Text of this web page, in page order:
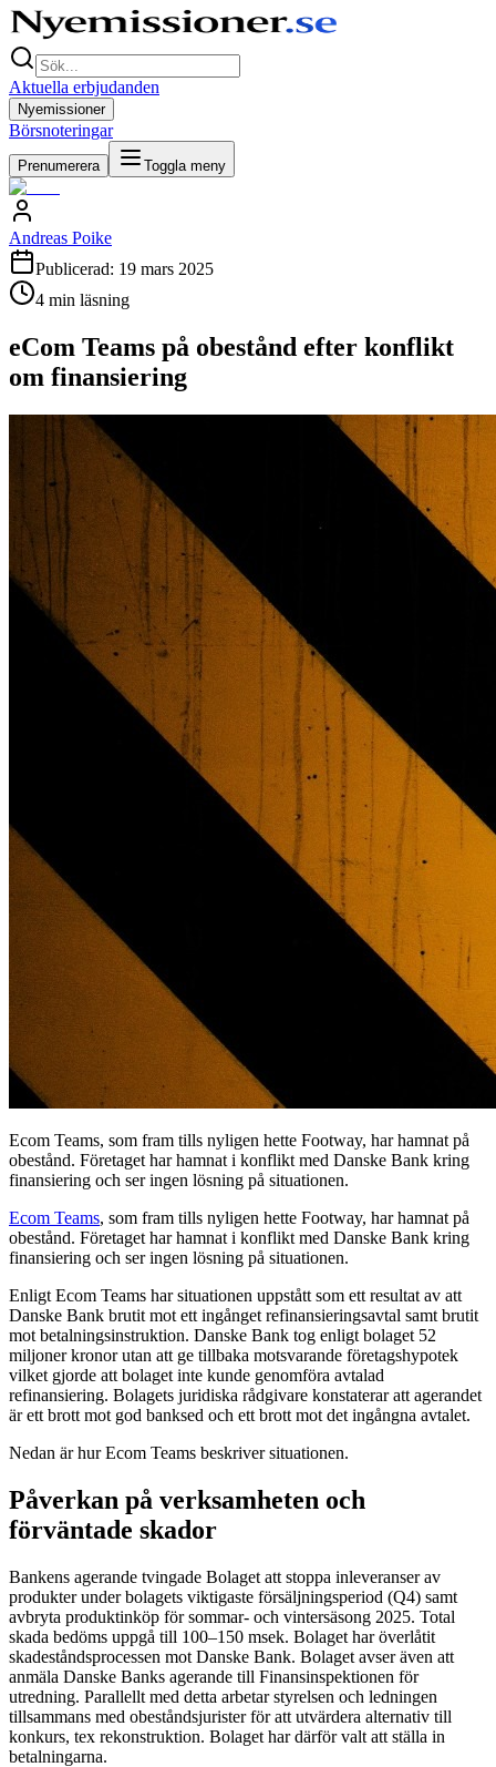
Aktuella erbjudanden
Nyemissioner
Börsnoteringar
Prenumerera Toggla meny
Andreas Poike
Publicerad: 19 mars 2025
4 min läsning
eCom Teams på obestånd efter konflikt
om finansiering
Ecom Teams, som fram tills nyligen hette Footway, har hamnat på
obestånd. Företaget har hamnat i konflikt med Danske Bank kring
finansiering och ser ingen lösning på situationen.
Ecom Teams, som fram tills nyligen hette Footway, har hamnat på
obestånd. Företaget har hamnat i konflikt med Danske Bank kring
finansiering och ser ingen lösning på situationen.
Enligt Ecom Teams har situationen uppstått som ett resultat av att
Danske Bank brutit mot ett ingånget refinansieringsavtal samt brutit
mot betalningsinstruktion. Danske Bank tog enligt bolaget 52
miljoner kronor utan att ge tillbaka motsvarande företagshypotek
vilket gjorde att bolaget inte kunde genomföra avtalad
refinansiering. Bolagets juridiska rådgivare konstaterar att agerandet
är ett brott mot god banksed och ett brott mot det ingångna avtalet.
Nedan är hur Ecom Teams beskriver situationen.
Påverkan på verksamheten och
förväntade skador
Bankens agerande tvingade Bolaget att stoppa inleveranser av
produkter under bolagets viktigaste försäljningsperiod (Q4) samt
avbryta produktinköp för sommar- och vintersäsong 2025. Total
skada bedöms uppgå till 100–150 msek. Bolaget har överlåtit
skadeståndsprocessen mot Danske Bank. Bolaget avser även att
anmäla Danske Banks agerande till Finansinspektionen för
utredning. Parallellt med detta arbetar styrelsen och ledningen
tillsammans med obeståndsjurister för att utvärdera alternativ till
konkurs, tex rekonstruktion. Bolaget har därför valt att ställa in
betalningarna.